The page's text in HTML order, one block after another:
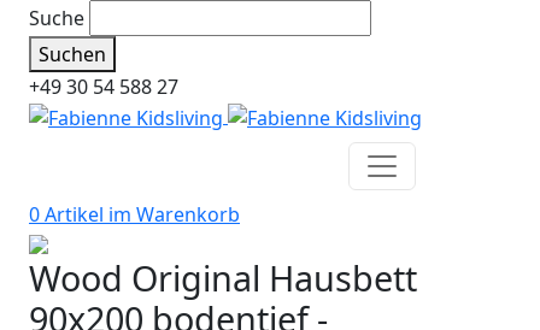
Suche
Suchen
+49 30 54 588 27
0 Artikel im Warenkorb
Wood Original Hausbett
90x200 bodentief -